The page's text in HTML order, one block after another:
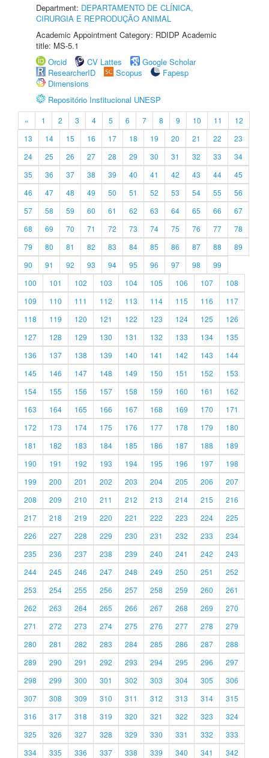
Department: DEPARTAMENTO DE CLÍNICA,
CIRURGIA E REPRODUÇÃO ANIMAL
Academic Appointment Category: RDIDP Academic
title: MS-5.1
Orcid
CV Lattes
Google Scholar
ResearcherID
Scopus
Fapesp
Dimensions
Repositório Institucional UNESP
« 1 2 3 4 5 6 7 8 9 10 11
12
13
14 15 16 17 18 19 20 21 22
23
24
25 26 27 28 29 30 31 32 33
34
35
36 37 38 39 40 41 42 43 44
45
46
47 48 49 50 51 52 53 54 55
56
57
58 59 60 61 62 63 64 65 66
67
68
69 70 71 72 73 74 75 76 77
78
79
80 81 82 83 84 85 86 87 88
89
90
91 92 93 94 95 96 97 98
99
100
101 102 103 104 105 106 107
108
109
110 111 112 113 114 115 116
117
118
119 120 121 122 123 124 125
126
127
128 129 130 131 132 133 134
135
136
137 138 139 140 141 142 143
144
145
146 147 148 149 150 151 152
153
154
155 156 157 158 159 160 161
162
163
164 165 166 167 168 169 170
171
172
173 174 175 176 177 178 179
180
181
182 183 184 185 186 187 188
189
190
191 192 193 194 195 196 197
198
199
200 201 202 203 204 205 206
207
208
209 210 211 212 213 214 215
216
217
218 219 220 221 222 223 224
225
226
227 228 229 230 231 232 233
234
235
236 237 238 239 240 241 242
243
244
245 246 247 248 249 250 251
252
253
254 255 256 257 258 259 260
261
262
263 264 265 266 267 268 269
270
271
272 273 274 275 276 277 278
279
280
281 282 283 284 285 286 287
288
289
290 291 292 293 294 295 296
297
298
299 300 301 302 303 304 305
306
307
308 309 310 311 312 313 314
315
316
317 318 319 320 321 322 323
324
325
326 327 328 329 330 331 332
333
334
335 336 337 338 339 340 341 342